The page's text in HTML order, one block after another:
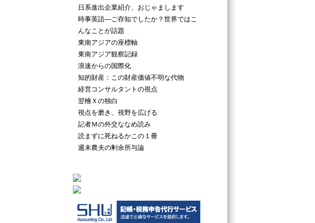
日系進出企業紹介、おじゃまします
時事英語―ご存知でしたか？世界ではこ
んなことが話題
東南アジアの座標軸
東南アジア観察記録
浪速からの国際化
知的財産：この財産価値不明な代物
経営コンサルタントの視点
翌檜Ｘの独白
視点を磨き、視野を広げる
記者Ｍの外交ななめ読み
読まずに死ねるかこの１冊
週末農夫の剰余所与論